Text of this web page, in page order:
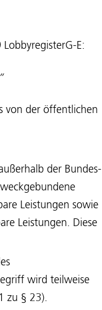
E:
von der öffentlichen
der Bundes-
Leistungen sowie
Leistungen. Diese
wird teilweise
zu § 23).